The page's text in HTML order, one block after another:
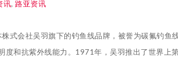
讯, 路亚资讯
株式会社吴羽旗下的钓鱼线品牌，被誉为碳氟钓
度和抗紫外线能力。1971年，吴羽推出了世界上